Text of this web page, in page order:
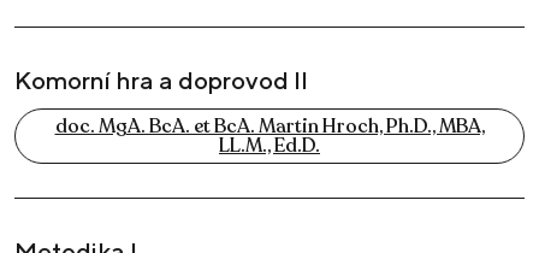
Komorní hra a doprovod II
doc. MgA. BcA. et BcA. Martin Hroch, Ph.D., MBA,
LL.M., Ed.D.